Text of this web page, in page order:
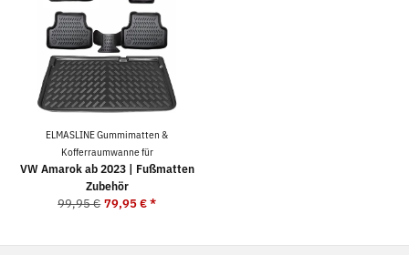
ELMASLINE Gummimatten &
Kofferraumwanne für
VW Amarok ab 2023 | Fußmatten
Zubehör
99,95 € 79,95 €*